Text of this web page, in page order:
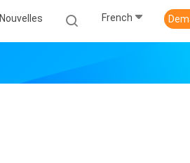
Nouvelles French